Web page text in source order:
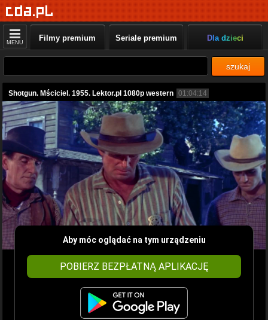
MENU Filmy premium Seriale premium Dla dzieci
szukaj
Shotgun. Mściciel. 1955. Lektor.pl 1080p western 01:04:14
Aby móc oglądać na tym urządzeniu
POBIERZ BEZPŁATNĄ APLIKACJĘ